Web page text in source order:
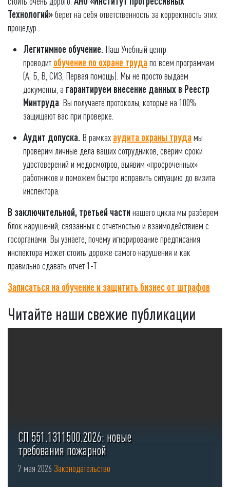
Технологий»берет на себя ответственность за корректность этих
процедур.
Легитимное обучение. Наш Учебный центр
проводит обучение по охране трудапо всем программам
(А, Б, В, СИЗ, Первая помощь). Мы не просто выдаем
документы, а гарантируем внесение данных в Реестр
Минтруда . Вы получаете протоколы, которые на 100%
защищают вас при проверке.
Аудит допуска. В рамках аудита охраны трудамы
проверим личные дела ваших сотрудников, сверим сроки
удостоверений и медосмотров, выявим «просроченных»
работников и поможем быстро исправить ситуацию до визита
инспектора.
В заключительной, третьей частинашего цикла мы разберем
блок нарушений, связанных с отчетностью и взаимодействием с
госорганами. Вы узнаете, почему игнорирование предписания
инспектора может стоить дороже самого нарушения и как
правильно сдавать отчет 1-Т.
Записаться на обучение и защитить бизнес от штрафов
Читайте наши свежие публикации
СП 551.1311500.2026: новые
требования пожарной
безопасности для стоянок ...
7 мая 2026 Законодательство